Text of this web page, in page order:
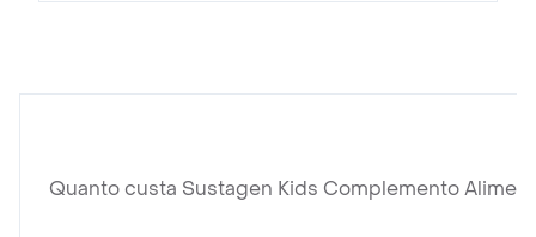
Quanto custa Sustagen Kids Complemento